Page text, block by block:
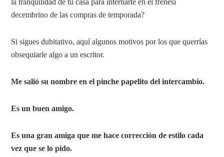
la tranquilidad de tu casa para internarte en el frenesí
decembrino de las compras de temporada?
Si sigues dubitativo, aquí algunos motivos por los que querrías
obsequiarle algo a un escritor.
Me salió su nombre en el pinche papelito del intercambio.
Es un buen amigo.
Es una gran amiga que me hace corrección de estilo cada
vez que se lo pido.